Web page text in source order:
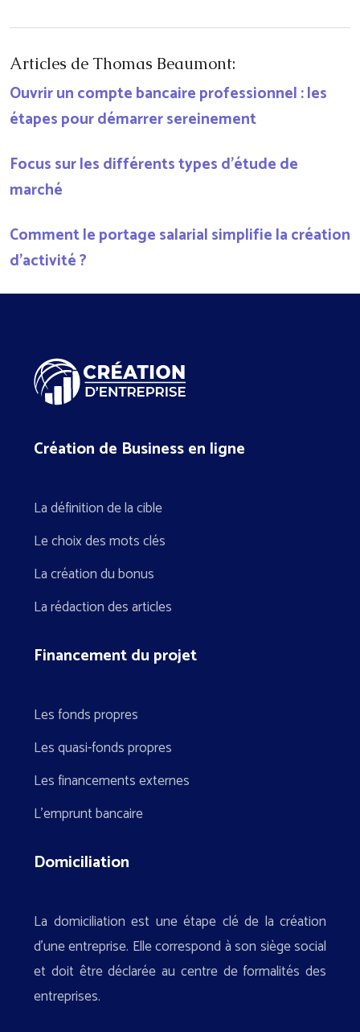
Articles de Thomas Beaumont:
Ouvrir un compte bancaire professionnel : les
étapes pour démarrer sereinement
Focus sur les différents types d’étude de
marché
Comment le portage salarial simplifie la création
d’activité ?
Création de Business en ligne
La définition de la cible
Le choix des mots clés
La création du bonus
La rédaction des articles
Financement du projet
Les fonds propres
Les quasi-fonds propres
Les financements externes
L’emprunt bancaire
Domiciliation
La domiciliation est une étape clé de la création
d’une entreprise. Elle correspond à son siège social
et doit être déclarée au centre de formalités des
entreprises.